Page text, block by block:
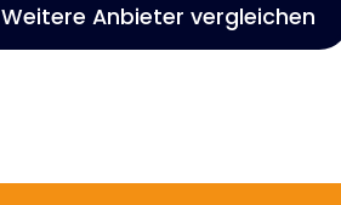
Weitere Anbieter vergleichen